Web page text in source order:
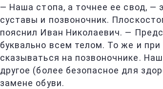
— Наша стопа, а точнее ее свод, —
суставы и позвоночник.
пояснил Иван Николаевич. —
буквально всем телом. То же и при
сказываться на позвоночнике.
другое (более безопасное для
замене обуви.